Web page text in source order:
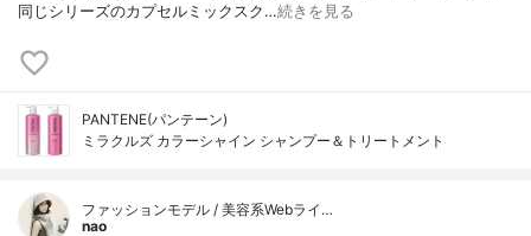
同じシリーズのカプセルミックスク…続きを見る
PANTENE(パンテーン)
ミラクルズ カラーシャイン シャンプー＆トリートメント
ファッションモデル / 美容系Webライ…
nao